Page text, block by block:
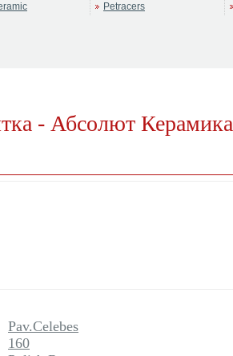
Petracers
- Абсолют Керамика
Pav.Celebes
160